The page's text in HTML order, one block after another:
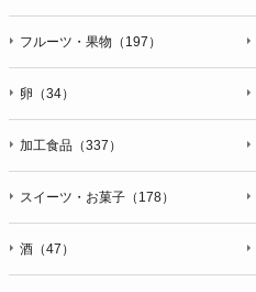
フルーツ・果物（197）
卵（34）
加工食品（337）
スイーツ・お菓子（178）
酒（47）